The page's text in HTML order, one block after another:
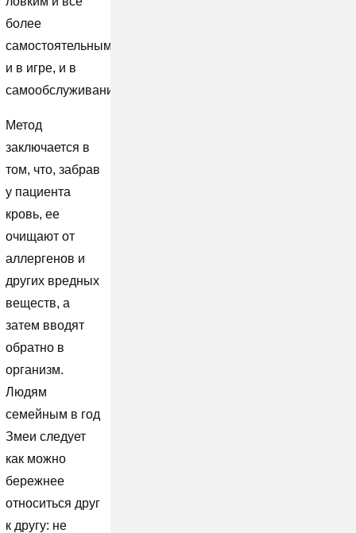
более
самостоятельным
и в игре, и в
самообслуживании.
Метод
заключается в
том, что, забрав
у пациента
кровь, ее
очищают от
аллергенов и
других вредных
веществ, а
затем вводят
обратно в
организм.
Людям
семейным в год
Змеи следует
как можно
бережнее
относиться друг
к другу: не